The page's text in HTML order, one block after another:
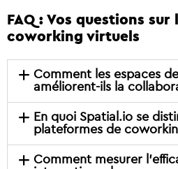
FAQ : Vos questions sur
coworking virtuels
Comment les espaces
améliorent-ils la
En quoi Spatial.io se
plateformes de
Comment mesurer